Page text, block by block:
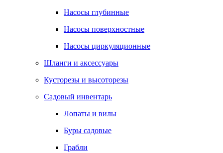
Насосы глубинные
Насосы поверхностные
Насосы циркуляционные
Шланги и аксессуары
Кусторезы и высоторезы
Садовый инвентарь
Лопаты и вилы
Буры садовые
Грабли